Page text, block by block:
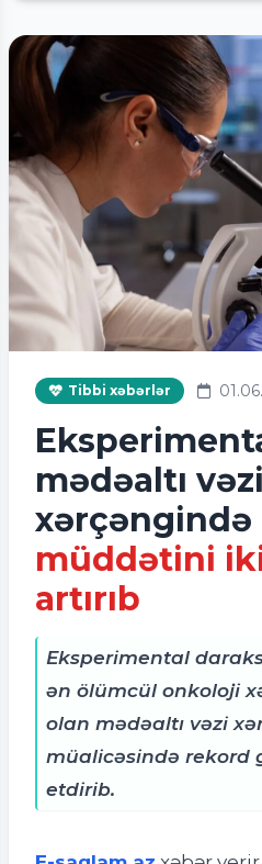
Tibbi xəbərlər
mədəaltı vəzi
xərçəngində
müddətini
artırıb
Eksperimental
ən ölümcül onkoloji
olan mədəaltı vəzi
müalicəsində rekord
etdirib.